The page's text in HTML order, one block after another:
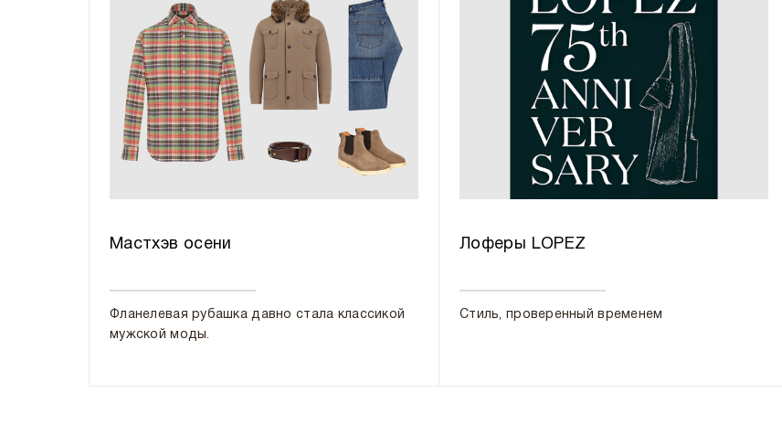
Мастхэв осени
Фланелевая рубашка давно стала классикой
мужской моды.
Лоферы LOPEZ
Стиль, проверенный временем